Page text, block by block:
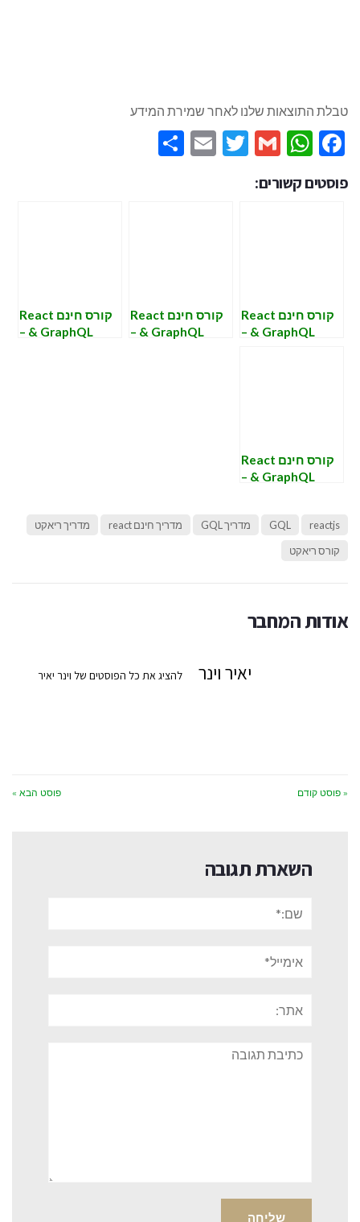
טבלת התוצאות שלנו לאחר שמירת המידע
Facebook
WhatsApp
Gmail
Twitter
Email
פוסטים קשורים:
קורס חינם React
& GraphQL –
קורס חינם React
& GraphQL –
קורס חינם React
& GraphQL –
קורס חינם React
& GraphQL –
מגדירים schema.GQL reactjs מדריך GQL מדריך חינם react
מדריך ריאקט
קורס ריאקט
אודות המחבר
יאיר וינר להציג את כל הפוסטים של וינר יאיר
« פוסט קודם פוסט הבא »
השארת תגובה
תגובה